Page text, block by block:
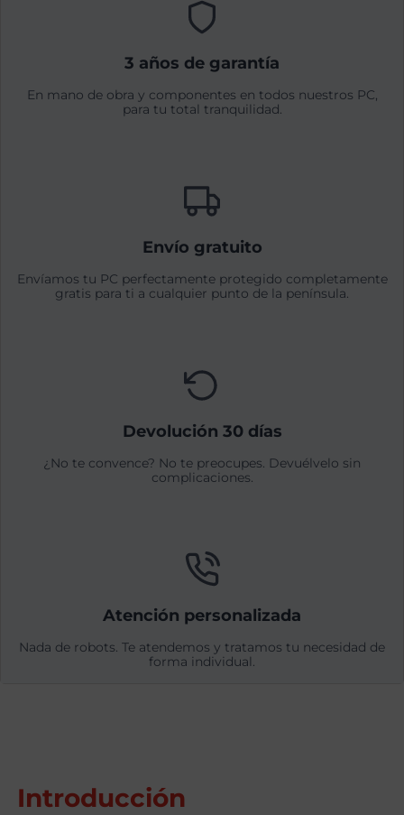
3 años de garantía
En mano de obra y componentes en todos nuestros PC,
para tu total tranquilidad.
Envío gratuito
Envíamos tu PC perfectamente protegido completamente
gratis para ti a cualquier punto de la península.
Devolución 30 días
¿No te convence? No te preocupes. Devuélvelo sin
complicaciones.
Atención personalizada
Nada de robots. Te atendemos y tratamos tu necesidad de
forma individual.
Introducción